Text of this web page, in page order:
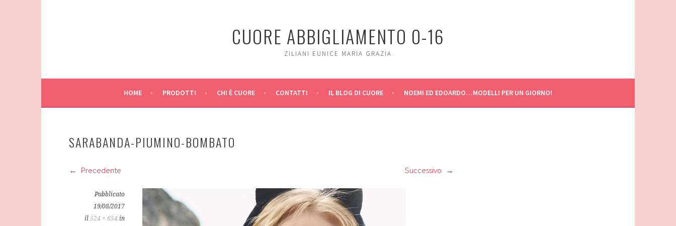
CUORE ABBIGLIAMENTO 0-16
ZILIANI EUNICE MARIA GRAZIA
HOME PRODOTTI CHI È CUORE CONTATTI IL BLOG DI CUORE NOEMI ED EDOARDO…MODELLI PER UN GIORNO!
SARABANDA-PIUMINO-BOMBATO
Precedente Successivo
Pubblicato
19/08/2017
il 524 × 654 in